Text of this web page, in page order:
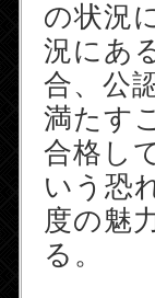
の状況
況にあ
合、公
満たす
合格し
いう恐
度の魅
る。